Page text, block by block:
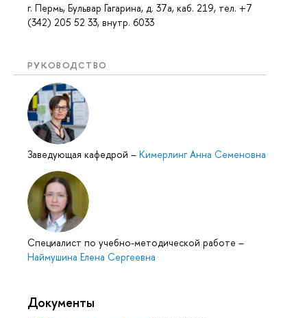
г. Пермь, Бульвар Гагарина, д. 37а, каб. 219, тел. +7
(342) 205 52 33, внутр. 6033
РУКОВОДСТВО
Заведующая кафедрой – Кимерлинг Анна Семеновна
Специалист по учебно-методической работе –
Наймушина Елена Сергеевна
Документы